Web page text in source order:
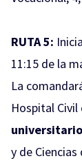
RUTA 5:
11:15 de la
La
Hospital Civil
y de Ciencias